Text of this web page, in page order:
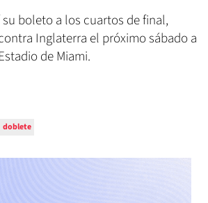
boleto a los cuartos de final,
Inglaterra el próximo sábado a
de Miami.
doblete